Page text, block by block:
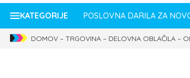
KATEGORIJE POSLOVNA DARILA ZA
DOMOV – TRGOVINA – DELOVNA OBLAČILA –